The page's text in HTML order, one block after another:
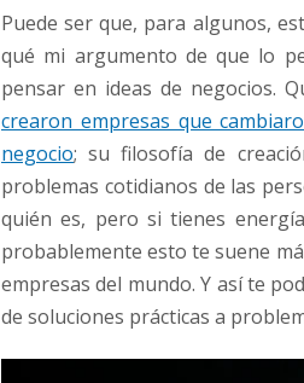
s
Puede ser que, para algunos,
qué mi argumento de que lo
pensar en ideas de negocios.
crearon empresas que
negocio; su filosofía de
problemas cotidianos de las
quién es, pero si tienes
probablemente esto te suene
empresas del mundo. Y así te
de soluciones prácticas a